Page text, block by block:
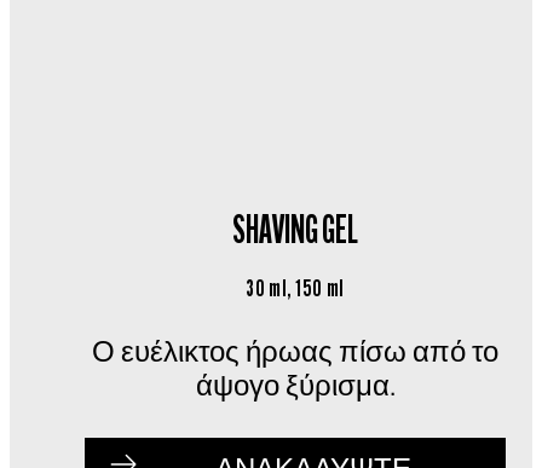
SHAVING GEL
30 ml, 150 ml
Ο ευέλικτος ήρωας πίσω από το
άψογο ξύρισμα.